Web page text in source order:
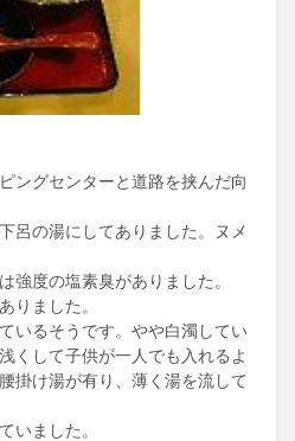
ングセンターと道路を挟んだ向
呂の湯にしてありました。ヌメ
強度の塩素臭がありました。
りました。
いるそうです。やや白濁してい
くして子供が一人でも入れるよ
掛け湯が有り、薄く湯を流して
いました。